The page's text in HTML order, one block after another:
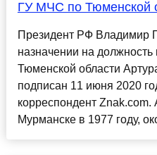
ГУ МЧС по Тюменской
Президент РФ Владимир
назначении на
Тюменской области
подписан 11 июня 2020
корреспондент
Мурманске в 1977 году,